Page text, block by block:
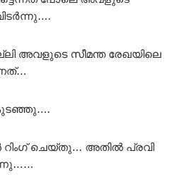
അവളുടെ സീമന്ത രേഖയിലെ
ചെയ്തു… അതിൽ പ്രവി